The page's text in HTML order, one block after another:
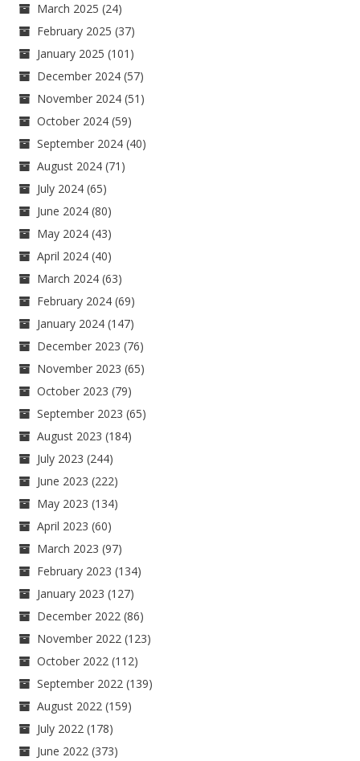
March 2025 (24)
February 2025 (37)
January 2025 (101)
December 2024 (57)
November 2024 (51)
October 2024 (59)
September 2024 (40)
August 2024 (71)
July 2024 (65)
June 2024 (80)
May 2024 (43)
April 2024 (40)
March 2024 (63)
February 2024 (69)
January 2024 (147)
December 2023 (76)
November 2023 (65)
October 2023 (79)
September 2023 (65)
August 2023 (184)
July 2023 (244)
June 2023 (222)
May 2023 (134)
April 2023 (60)
March 2023 (97)
February 2023 (134)
January 2023 (127)
December 2022 (86)
November 2022 (123)
October 2022 (112)
September 2022 (139)
August 2022 (159)
July 2022 (178)
June 2022 (373)